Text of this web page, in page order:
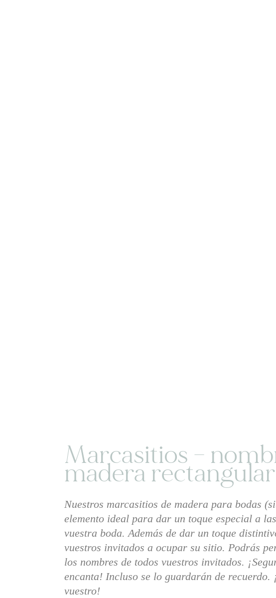
Marcasitios –
madera rectangular
Nuestros marcasitios de madera para bodas
elemento ideal para dar un toque especial a
vuestra boda. Además de dar un toque
vuestros invitados a ocupar su sitio. Podrás
los nombres de todos vuestros invitados.
encanta! Incluso se lo guardarán de recuerdo.
vuestro!